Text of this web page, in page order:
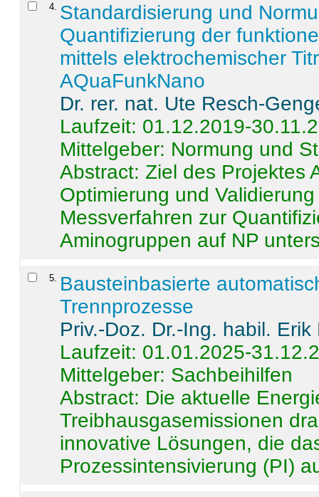
4 Standardisierung und
Quantifizierung der
mittels elektrochemischer
AQuaFunkNano
Dr. rer. nat. Ute Resch-
Laufzeit: 01.12.2019-
Mittelgeber: Normung und
Abstract:Ziel des Projektes
Optimierung und
Messverfahren zur
Aminogruppen auf NP
5
Bausteinbasierte
Trennprozesse
Priv.-Doz. Dr.-Ing. habil. Erik
Laufzeit: 01.01.2025-
Mittelgeber: Sachbeihilfen
Abstract: Die aktuelle
Treibhausgasemissionen
innovative Lösungen, die
Prozessintensivierung (PI)